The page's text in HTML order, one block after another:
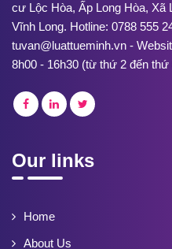
cư Lộc Hòa, Ấp Long Hòa, Xã
Vĩnh Long. Hotline: 0788 555
tuvan@luattueminh.vn -
8h00 - 16h30 (từ thứ 2 đến thứ
Our links
Home
About Us